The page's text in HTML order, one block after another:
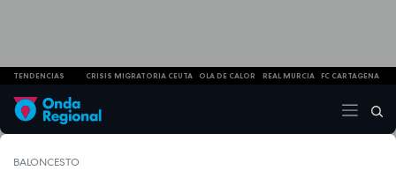
TENDENCIAS CRISIS MIGRATORIA CEUTA OLA DE CALOR REAL MURCIA FC CARTAGENA
BALONCESTO